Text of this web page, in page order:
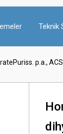
Teknik
p.a.,